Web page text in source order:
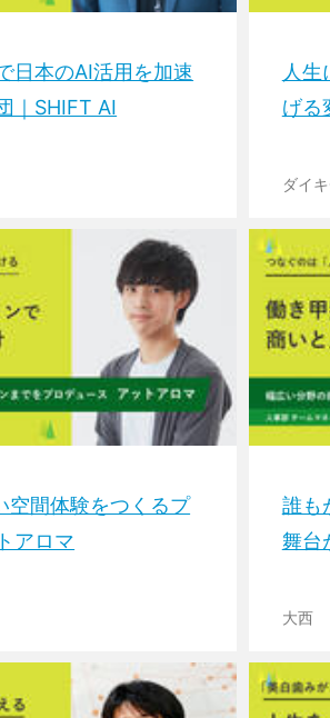
日本のAI活用を加速
｜SHIFT AI
人生
げる
ダイ
空間体験をつくるプ
アロマ
誰も
舞台
大西